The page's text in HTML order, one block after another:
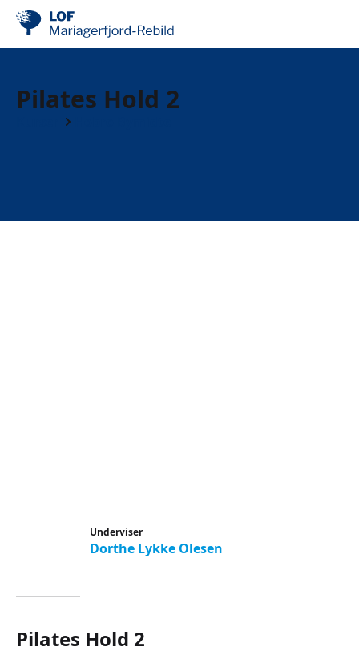
Pilates Hold 2
Underviser
Dorthe Lykke Olesen
Pilates Hold 2